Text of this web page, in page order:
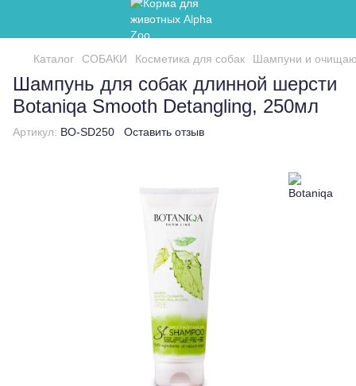
Каталог СОБАКИ Косметика для собак Шампуни и
Шампунь для собак длинной шерсти
Botaniqa Smooth Detangling, 250мл
Артикул: BO-SD250 Оставить отзыв